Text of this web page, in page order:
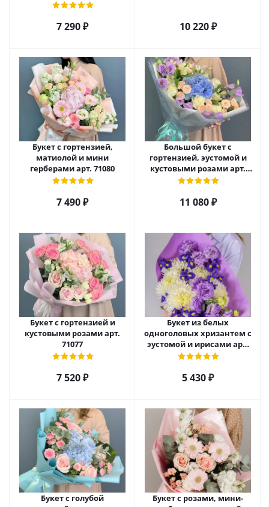
7 290₽ 10 220₽
Букет с гортензией,
матиолой и мини
герберами арт. 71080
7 490₽
Большой букет с
гортензией, эустомой и
кустовыми розами арт.
66669
11 080₽
Букет с гортензией и
кустовыми розами арт.
71077
7 520₽
Букет из белых
одноголовых хризантем с
эустомой и ирисами арт.
52705
5 430₽
Букет с голубой
Букет с розами, мини-